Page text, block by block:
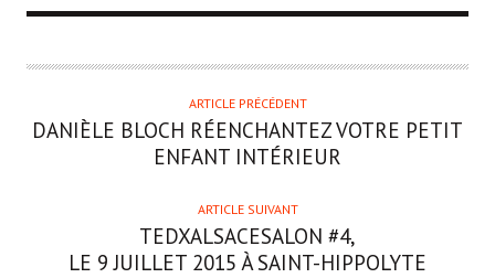
ARTICLE PRÉCÉDENT
DANIÈLE BLOCH RÉENCHANTEZ VOTRE PETIT
ENFANT INTÉRIEUR
ARTICLE SUIVANT
TEDXALSACESALON #4,
LE 9 JUILLET 2015 À SAINT-HIPPOLYTE